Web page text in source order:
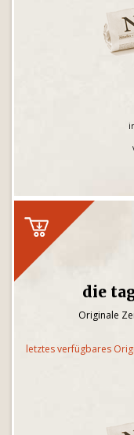
die
Originale
letztes verfügbares